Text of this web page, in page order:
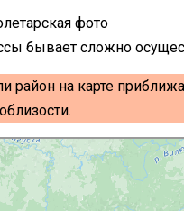
бывает сложно
район на карте